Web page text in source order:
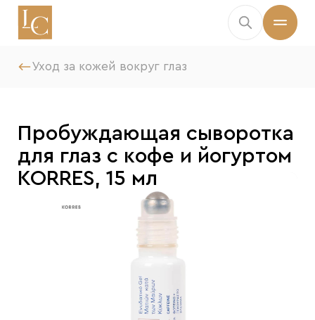
Уход за кожей вокруг глаз
Пробуждающая сыворотка
для глаз с кофе и йогуртом
KORRES, 15 мл